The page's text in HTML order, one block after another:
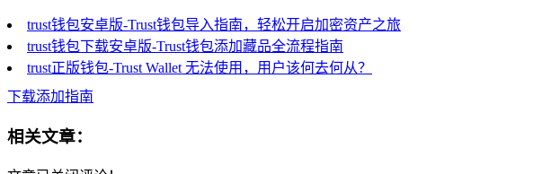
trust钱包安卓版-Trust钱包导入指南，轻松开启加密资产之旅
trust钱包下载安卓版-Trust钱包添加藏品全流程指南
trust正版钱包-Trust Wallet 无法使用，用户该何去何从？
下载添加指南
相关文章：